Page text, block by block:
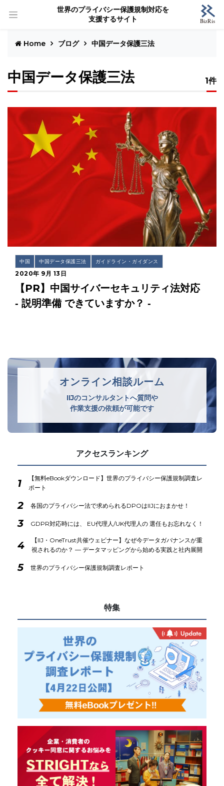
世界のプライバシー保護規制対応を
支援するサイト
Home ブログ 中国データ保護三法
中国データ保護三法 1件
中国 中国データ保護三法 ガイドライン・ガイダンス
2020年 9月 13日
【PR】中国サイバーセキュリティ法対応
‐ 説明準備 できていますか？ ‐
オンライン相談ルーム
IIJのコンサルタントへ質問や
作業支援の依頼が可能です
アクセスランキング
1
【無料eBookダウンロード】世界のプライバシー保護規制調査レ
ポート
2 各国のプライバシー法で求められるDPOはIIJにおまかせ！
3 GDPR対応時には、 EU代理人/UK代理人の 選任もお忘れなく！
4
【IIJ・OneTrust共催ウェビナー】なぜ今データガバナンスが重
視されるのか？ ― データマッピングから始める実践と社内展開
5 世界のプライバシー保護規制調査レポート
特集